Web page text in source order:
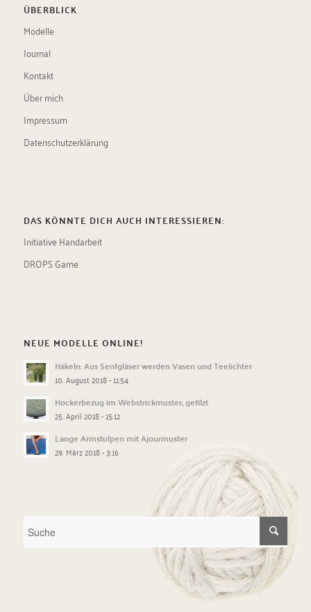
ÜBERBLICK
Modelle
Journal
Kontakt
Über mich
Impressum
Datenschutzerklärung
DAS KÖNNTE DICH AUCH INTERESSIEREN:
Initiative Handarbeit
DROPS Garne
NEUE MODELLE ONLINE!
Häkeln: Aus Senfgläser werden Vasen und Teelichter
10. August 2018 - 11:54
Hockerbezug im Webstrickmuster, gefilzt
25. April 2018 - 15:12
Lange Armstulpen mit Ajourmuster
29. März 2018 - 3:16